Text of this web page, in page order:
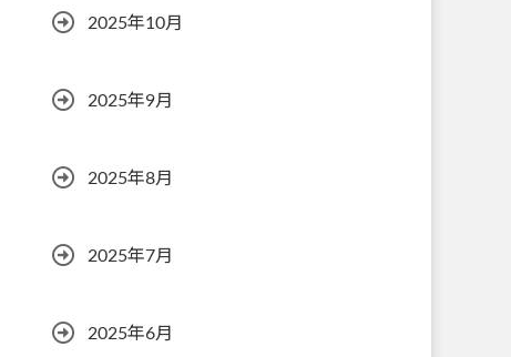
2025年10月
2025年9月
2025年8月
2025年7月
2025年6月